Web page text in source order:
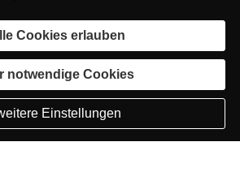
Cookies erlauben
notwendige Cookies
Einstellungen